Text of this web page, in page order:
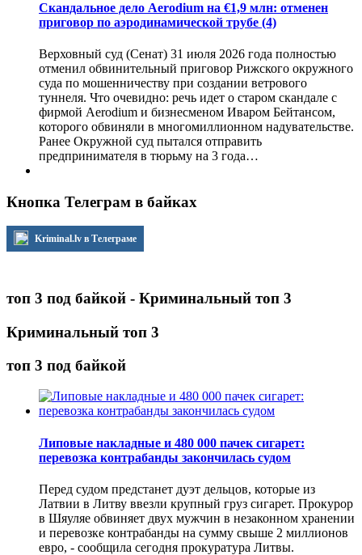
Скандальное дело Aerodium на €1,9 млн: отменен
приговор по аэродинамической трубе (4)
Верховный суд (Сенат) 31 июля 2026 года полностью
отменил обвинительный приговор Рижского окружного
суда по мошенничеству при создании ветрового
туннеля. Что очевидно: речь идет о старом скандале с
фирмой Aerodium и бизнесменом Иваром Бейтансом,
которого обвиняли в многомиллионном надувательстве.
Ранее Окружной суд пытался отправить
предпринимателя в тюрьму на 3 года…
Кнопка Телеграм в байках
Kriminal.lv в Телеграме
топ 3 под байкой - Криминальный топ 3
Криминальный топ 3
топ 3 под байкой
Липовые накладные и 480 000 пачек сигарет:
перевозка контрабанды закончилась судом
Перед судом предстанет дуэт дельцов, которые из
Латвии в Литву ввезли крупный груз сигарет. Прокурор
в Шяуляе обвиняет двух мужчин в незаконном хранении
и перевозке контрабанды на сумму свыше 2 миллионов
евро, - сообщила сегодня прокуратура Литвы.